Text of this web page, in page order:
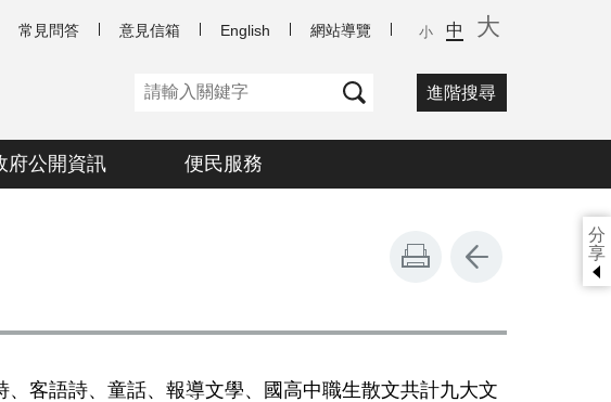
常見問答 意見信箱 English 網站導覽 小 中 大
進階搜尋
府公開資訊 便民服務
分
享
客語詩、童話、報導文學、國高中職生散文共計九大文